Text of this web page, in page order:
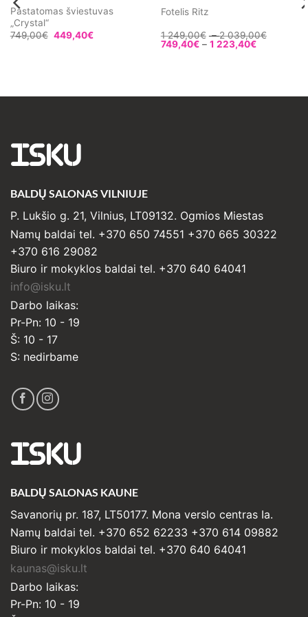
Pastatomas šviestuvas
„Crystal“
749,00€ 449,40€
Fotelis Ritz
1 249,00€ – 2 039,00€
749,40€ – 1 223,40€Price
ISKU
BALDŲ SALONAS VILNIUJE
P. Lukšio g. 21, Vilnius, LT09132. Ogmios Miestas
Namų baldai tel. +370 650 74551 +370 665 30322
+370 616 29082
Biuro ir mokyklos baldai tel. +370 640 64041
info@isku.lt
Darbo laikas:
Pr-Pn: 10 - 19
Š: 10 - 17
S: nedirbame
ISKU
BALDŲ SALONAS KAUNE
Savanorių pr. 187, LT50177. Mona verslo centras Ia.
Namų baldai tel. +370 652 62233 +370 614 09882
Biuro ir mokyklos baldai tel. +370 640 64041
kaunas@isku.lt
Darbo laikas:
Pr-Pn: 10 - 19